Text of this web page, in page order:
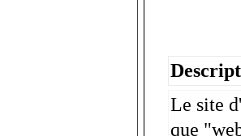
Le site
que